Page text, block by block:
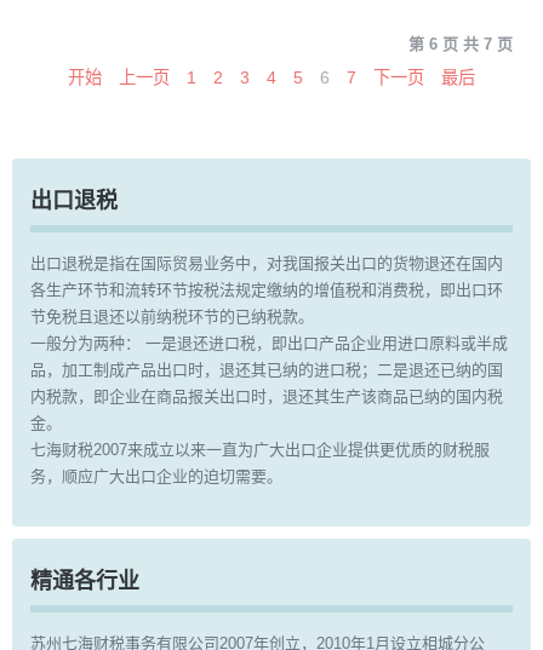
第 6 页 共 7 页
开始 上一页 1 2 3 4 5 6 7 下一页 最后
出口退税
出口退税是指在国际贸易业务中，对我国报关出口的货物退还在国内
各生产环节和流转环节按税法规定缴纳的增值税和消费税，即出口环
节免税且退还以前纳税环节的已纳税款。
一般分为两种： 一是退还进口税，即出口产品企业用进口原料或半成
品，加工制成产品出口时，退还其已纳的进口税；二是退还已纳的国
内税款，即企业在商品报关出口时，退还其生产该商品已纳的国内税
金。
七海财税2007来成立以来一直为广大出口企业提供更优质的财税服
务，顺应广大出口企业的迫切需要。
精通各行业
苏州七海财税事务有限公司2007年创立，2010年1月设立相城分公